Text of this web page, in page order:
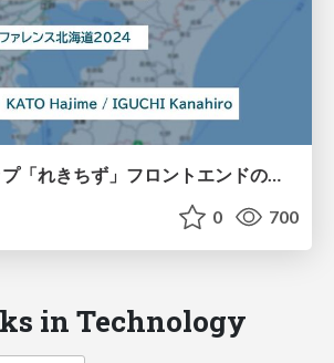
現代風歴史マップ「れきちず」フロントエンドのウラとオモテ｜フロントエンドカンファレンス北海道2024 / frontend of Rekichizu
0 700
in Technology